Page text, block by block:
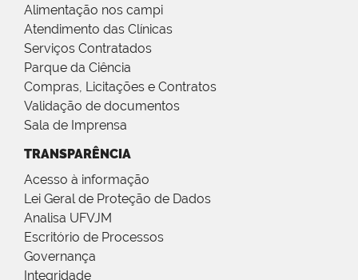
Alimentação nos campi
Atendimento das Clínicas
Serviços Contratados
Parque da Ciência
Compras, Licitações e Contratos
Validação de documentos
Sala de Imprensa
TRANSPARÊNCIA
Acesso à informação
Lei Geral de Proteção de Dados
Analisa UFVJM
Escritório de Processos
Governança
Integridade